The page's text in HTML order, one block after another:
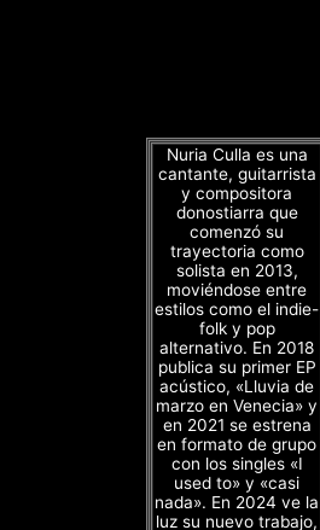
Nuria Culla es una
cantante, guitarrista
y compositora
donostiarra que
comenzó su
trayectoria como
solista en 2013,
moviéndose entre
estilos como el indie-
folk y pop
alternativo. En 2018
publica su primer EP
acústico, «Lluvia de
marzo en Venecia» y
en 2021 se estrena
en formato de grupo
con los singles «I
used to» y «casi
nada». En 2024 ve la
luz su nuevo trabajo,